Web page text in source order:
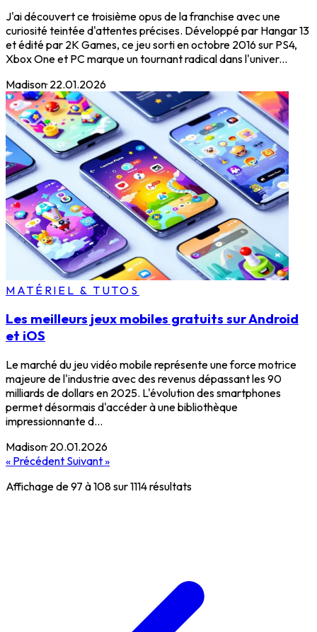
J'ai découvert ce troisième opus de la franchise avec une
curiosité teintée d'attentes précises. Développé par Hangar 13
et édité par 2K Games, ce jeu sorti en octobre 2016 sur PS4,
Xbox One et PC marque un tournant radical dans l'univer...
Madison· 22.01.2026
MATÉRIEL & TUTOS
Les meilleurs jeux mobiles gratuits sur Android
et iOS
Le marché du jeu vidéo mobile représente une force motrice
majeure de l'industrie avec des revenus dépassant les 90
milliards de dollars en 2025. L'évolution des smartphones
permet désormais d'accéder à une bibliothèque
impressionnante d...
Madison· 20.01.2026
« Précédent Suivant »
Affichage de97 à108sur1114résultats